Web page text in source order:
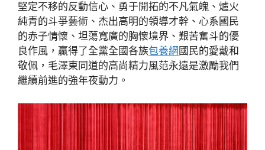
堅定不移的反動信心、勇于開拓的不凡氣魄、爐火
純青的斗爭藝術、杰出高明的領導才幹、心系國民
的赤子情懷、坦蕩寬廣的胸懷境界、艱苦奮斗的優
良作風，贏得了全黨全國各族包養網 國民的愛戴和
敬佩，毛澤東同道的高尚精力風范永遠是激勵我們
繼續前進的強年夜動力。